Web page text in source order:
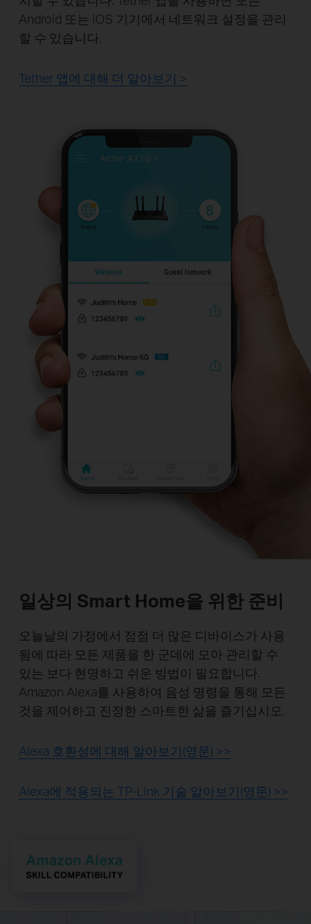
Android 또는 iOS 기기에서 네트워크 설정을 관리
할 수 ​​있습니다.
Tether 앱에 대해 더 알아보기 >
일상의 Smart Home을 위한 준비
오늘날의 가정에서 점점 더 많은 디바이스가 사용
됨에 따라 모든 제품을 한 군데에 모아 관리할 수
있는 보다 현명하고 쉬운 방법이 필요합니다.
Amazon Alexa를 사용하여 음성 명령을 통해 모든
것을 제어하고 진정한 스마트한 삶을 즐기십시오.
Alexa 호환성에 대해 알아보기(영문) >>
Alexa에 적용되는 TP-Link 기술 알아보기(영문) >>